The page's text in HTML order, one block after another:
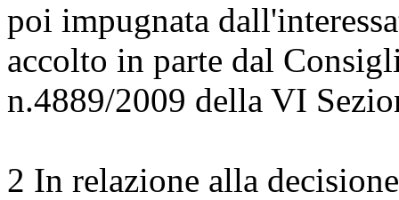
poi impugnata
accolto in parte dal
n.4889/2009 della VI
2 In relazione alla